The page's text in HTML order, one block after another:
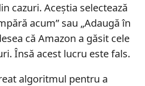
cazuri. Aceștia selectează
acum” sau „Adaugă în
că Amazon a găsit cele
Însă acest lucru este fals.
algoritmul pentru a